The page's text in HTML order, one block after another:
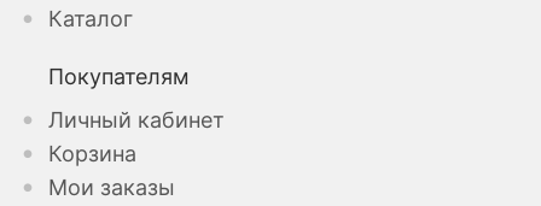
Каталог
Покупателям
Личный кабинет
Корзина
Мои заказы